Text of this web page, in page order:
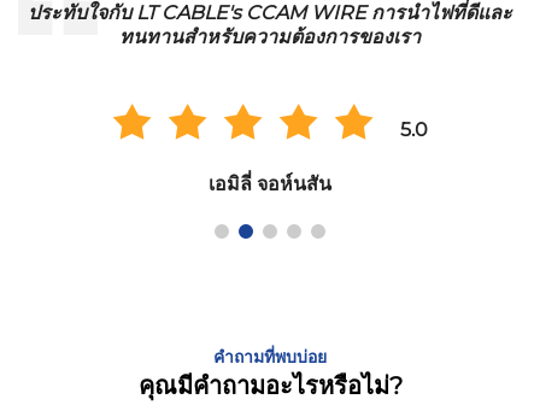
ประทับใจกับ LT CABLE's CCAM WIRE การนําไฟที่ดีและ
ทนทานสําหรับความต้องการของเรา
5.0
เอมิลี่ จอห์นสัน
คำถามที่พบบ่อย
คุณมีคำถามอะไรหรือไม่?